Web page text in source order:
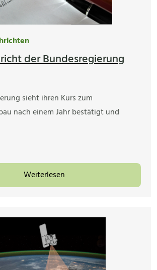
der Bundesregierung
sieht ihren Kurs zum
nach einem Jahr bestätigt und
Weiterlesen